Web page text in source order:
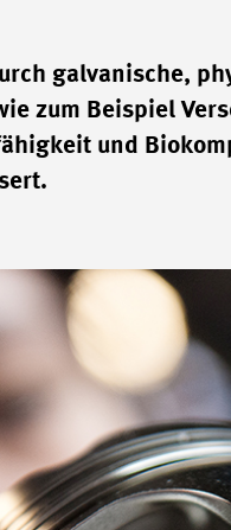
galvanische,
zum Beispiel
und